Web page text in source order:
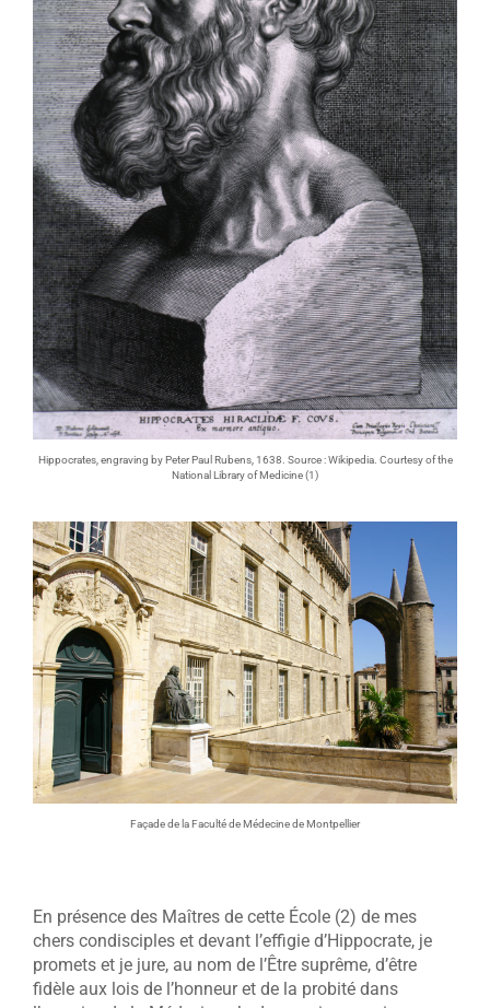
Hippocrates, engraving by Peter Paul Rubens, 1638. Source : Wikipedia. Courtesy of the
National Library of Medicine (1)
Façade de la Faculté de Médecine de Montpellier
En présence des Maîtres de cette École (2) de mes
chers condisciples et devant l’effigie d’Hippocrate, je
promets et je jure, au nom de l’Être suprême, d’être
fidèle aux lois de l’honneur et de la probité dans